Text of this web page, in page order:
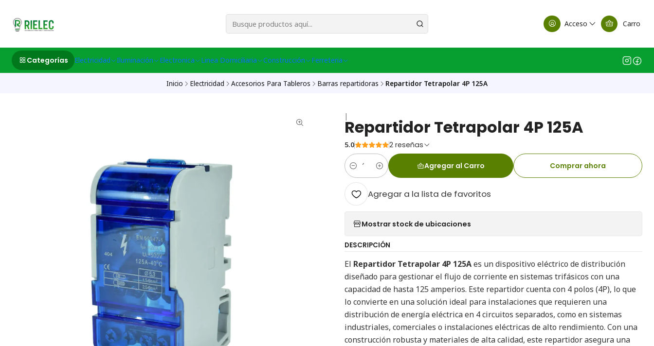
Acceso Carro
Categorías Electricidad Iluminación Electronica Linea Domiciliaria Construcción Ferreteria
Inicio Electricidad Accesorios Para Tableros Barras repartidoras Repartidor Tetrapolar 4P 125A
|
Repartidor Tetrapolar 4P 125A
5.0 2 reseñas
Cantidad
Agregar al Carro Comprar ahora
Agregar a la lista de favoritos
Mostrar stock de ubicaciones
DESCRIPCIÓN
El Repartidor Tetrapolar 4P 125Aes un dispositivo eléctrico de distribución
diseñado para gestionar el flujo de corriente en sistemas trifásicos con una
capacidad de hasta 125 amperios. Este repartidor cuenta con 4 polos (4P), lo que
lo convierte en una solución ideal para instalaciones que requieren una
distribución de energía eléctrica en 4 circuitos separados, como en sistemas
industriales, comerciales o instalaciones eléctricas de alto rendimiento. Con una
construcción robusta y materiales de alta calidad, este repartidor asegura una